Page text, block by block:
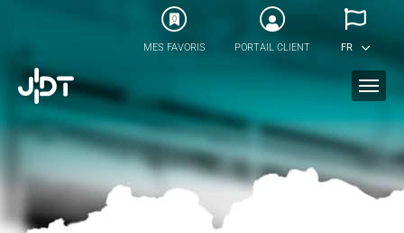
0
MES FAVORIS PORTAIL CLIENT FR